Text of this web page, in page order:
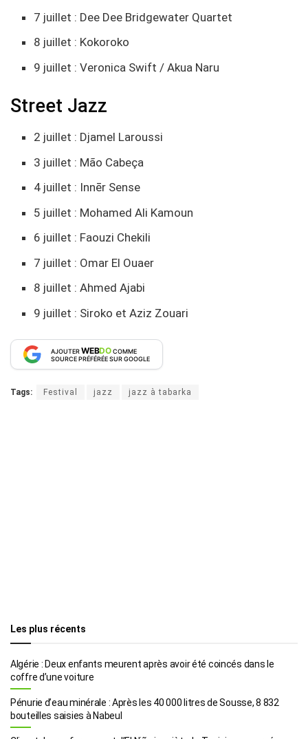
7 juillet : Dee Dee Bridgewater Quartet
8 juillet : Kokoroko
9 juillet : Veronica Swift / Akua Naru
Street Jazz
2 juillet : Djamel Laroussi
3 juillet : Mão Cabeça
4 juillet : Innēr Sense
5 juillet : Mohamed Ali Kamoun
6 juillet : Faouzi Chekili
7 juillet : Omar El Ouaer
8 juillet : Ahmed Ajabi
9 juillet : Siroko et Aziz Zouari
AJOUTERWEBDOCOMME
SOURCE PRÉFÉRÉE SUR GOOGLE
Tags: Festival jazz jazz à tabarka
Les plus récents
Algérie : Deux enfants meurent après avoir été coincés dans le
coffre d’une voiture
Pénurie d’eau minérale : Après les 40 000 litres de Sousse, 8 832
bouteilles saisies à Nabeul